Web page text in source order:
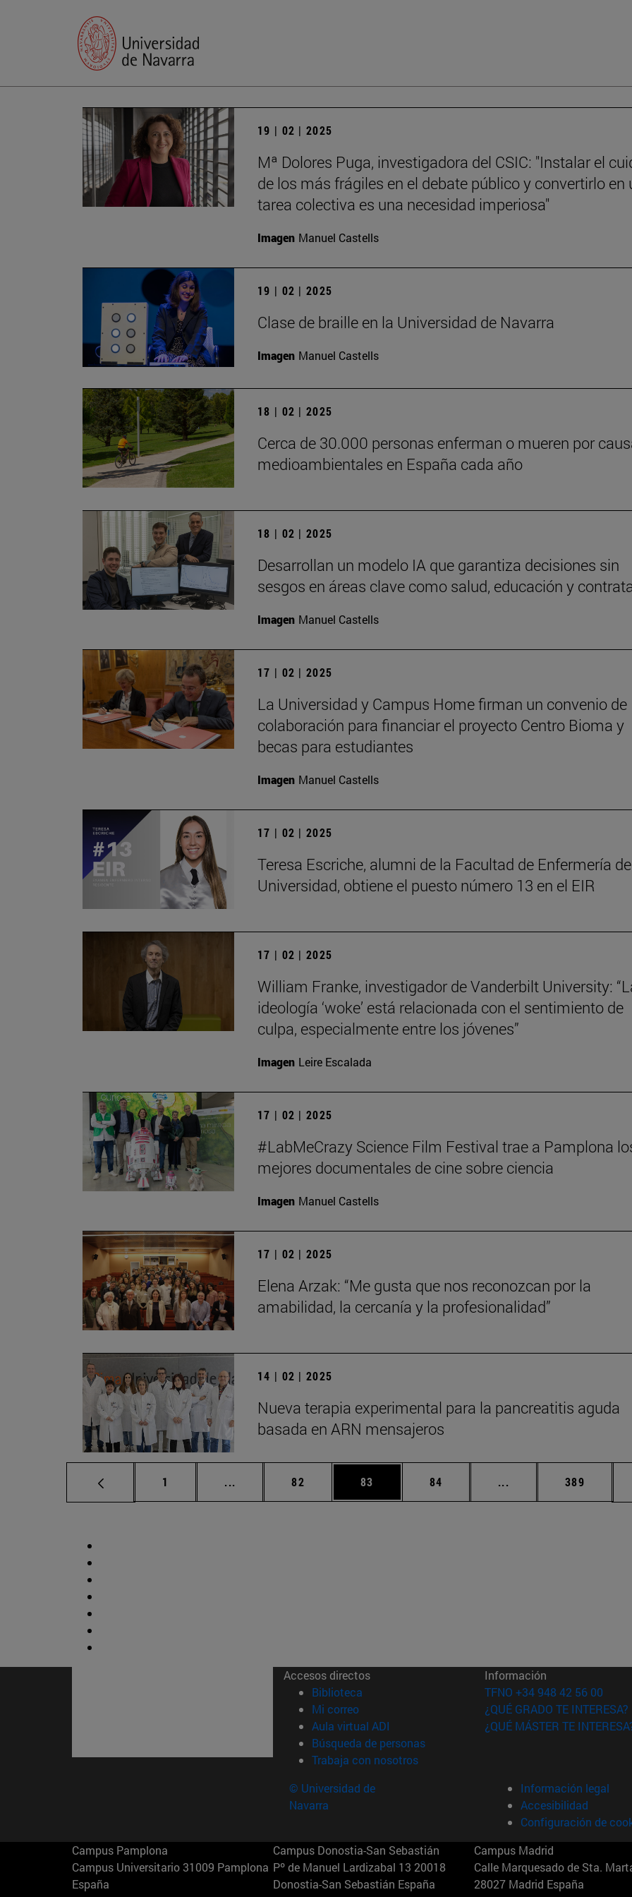
19 | 02 | 2025
Mª Dolores Puga, investigadora del CSIC: "Instalar el
de los más frágiles en el debate público y convertirlo en
tarea colectiva es una necesidad imperiosa"
Imagen Manuel Castells
19 | 02 | 2025
Clase de braille en la Universidad de Navarra
Imagen Manuel Castells
18 | 02 | 2025
Cerca de 30.000 personas enferman o mueren por
medioambientales en España cada año
18 | 02 | 2025
Desarrollan un modelo IA que garantiza decisiones sin
sesgos en áreas clave como salud, educación y
Imagen Manuel Castells
17 | 02 | 2025
La Universidad y Campus Home firman un convenio de
colaboración para financiar el proyecto Centro Bioma y
becas para estudiantes
Imagen Manuel Castells
17 | 02 | 2025
Teresa Escriche, alumni de la Facultad de Enfermería
Universidad, obtiene el puesto número 13 en el EIR
17 | 02 | 2025
William Franke, investigador de Vanderbilt University:
ideología ‘woke’ está relacionada con el sentimiento de
culpa, especialmente entre los jóvenes”
Imagen Leire Escalada
17 | 02 | 2025
#LabMeCrazy Science Film Festival trae a Pamplona
mejores documentales de cine sobre ciencia
Imagen Manuel Castells
17 | 02 | 2025
Elena Arzak: “Me gusta que nos reconozcan por la
amabilidad, la cercanía y la profesionalidad”
14 | 02 | 2025
Nueva terapia experimental para la pancreatitis aguda
basada en ARN mensajeros
Página
1 ... Páginas intermedias Use TAB para desplazarse.
Página
82 Página
83 Página
84 ... Páginas intermedias
Página
389
Accesos directos
Biblioteca (abre en nueva ventana)
Mi correo(abre en nueva ventana)
Aula virtual ADI (abre en nueva ventana)
Búsqueda de personas(abre en nueva ventana)
Trabaja con nosotros(abre en nueva ventana)
Información
TFNO +34 948 42 56 00
¿QUÉ GRADO TE INTERESA?
¿QUÉ MÁSTER TE
© Universidad de
Navarra
Información legal
Accesibilidad
Configuración de
Campus Pamplona
Campus Universitario 31009 Pamplona
España
Campus Donostia-San Sebastián
Pº de Manuel Lardizabal 13 20018
Donostia-San Sebastián España
Campus Madrid
Calle Marquesado de Sta.
28027 Madrid España